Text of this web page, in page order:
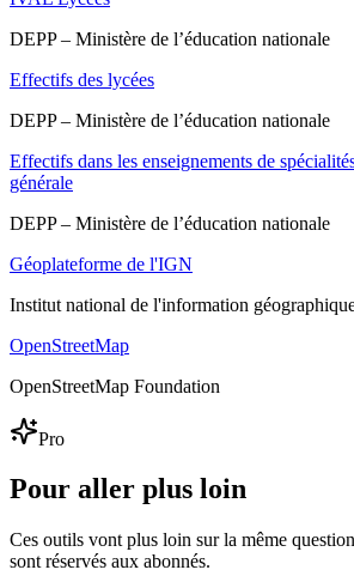
DEPP – Ministère de l’éducation nationale
Effectifs des lycées
DEPP – Ministère de l’éducation nationale
Effectifs dans les enseignements de
générale
DEPP – Ministère de l’éducation nationale
Géoplateforme de l'IGN
Institut national de l'information
OpenStreetMap
OpenStreetMap Foundation
Pro
Pour aller plus loin
Ces outils vont plus loin sur la même
sont réservés aux abonnés.